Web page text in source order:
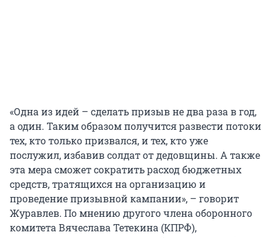
«Одна из идей – сделать призыв не два раза в год,
а один. Таким образом получится развести потоки
тех, кто только призвался, и тех, кто уже
послужил, избавив солдат от дедовщины. А также
эта мера сможет сократить расход бюджетных
средств, тратящихся на организацию и
проведение призывной кампании», – говорит
Журавлев. По мнению другого члена оборонного
комитета Вячеслава Тетекина (КПРФ),